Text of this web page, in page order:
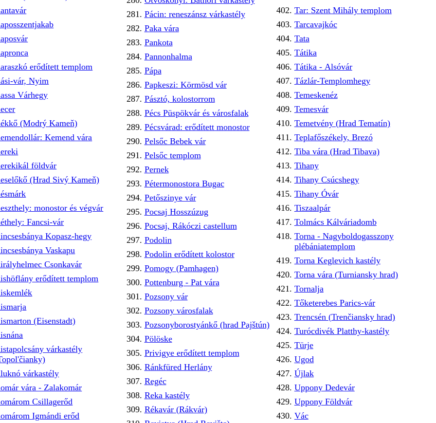
erődített templom
vár, Nyim
Várhegy
(Modrý Kameň)
Kemend vára
földvár
(Hrad Sivý Kameň)
monostor és végvár
Fancsi-vár
Kopasz-hegy
Vaskapu
Csonkavár
erődített templom
(Eisenstadt)
várkastély
várkastély
vára - Zalakomár
Csillagerőd
Igmándi erőd
Pácin: reneszánsz várkastély
Paka vára
Pankota
Pannonhalma
Pápa
Papkeszi: Körmösd vár
Pásztó, kolostorrom
Pécs Püspökvár és városfalak
Pécsvárad: erődített monostor
Pelsőc Bebek vár
Pelsőc templom
Pernek
Pétermonostora Bugac
Petőszinye vár
Pocsaj Hosszúzug
Pocsaj, Rákóczi castellum
Podolin
Podolin erődített kolostor
Pomogy (Pamhagen)
Pottenburg - Pat vára
Pozsony vár
Pozsony városfalak
Pozsonyborostyánkő (hrad Pajštún)
Pölöske
Privigye erődített templom
Ránkfüred Herlány
Regéc
Reka kastély
Rékavár (Rákvár)
Tar: Szent Mihály templom
Tarcavajkóc
Tata
Tátika
Tátika - Alsóvár
Tázlár-Templomhegy
Temeskenéz
Temesvár
Temetvény (Hrad Tematín)
Teplafőszékely, Brezó
Tiba vára (Hrad Tibava)
Tihany
Tihany Csúcshegy
Tihany Óvár
Tiszaalpár
Tolmács Kálváriadomb
Torna - Nagyboldogasszony
plébániatemplom
Torna Keglevich kastély
Torna vára (Turniansky hrad)
Tornalja
Tőketerebes Parics-vár
Trencsén (Trenčiansky hrad)
Turócdivék Platthy-kastély
Türje
Ugod
Újlak
Uppony Dedevár
Uppony Földvár
Vác